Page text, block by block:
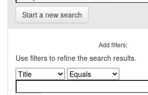
Start a new search
Add filters:
Use filters to refine the search results.